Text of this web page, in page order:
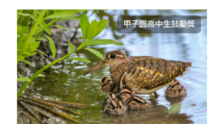
甲子園高中生鼓勵獎